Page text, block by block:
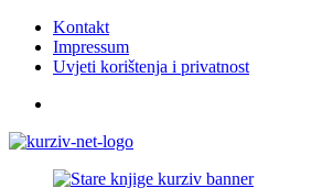
Kontakt
Impressum
Uvjeti korištenja i privatnost